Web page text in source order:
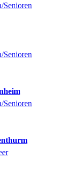
Senioren
Senioren
Senioren